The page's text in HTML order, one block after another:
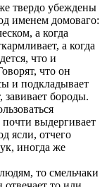
твердо убеждены
именем домоваго:
а когда
а когда
что и
что он
и подкладывает
бороды.
выдергивает
ясли, отчего
иногда же
то смельчаки